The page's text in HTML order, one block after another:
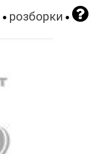
розборки